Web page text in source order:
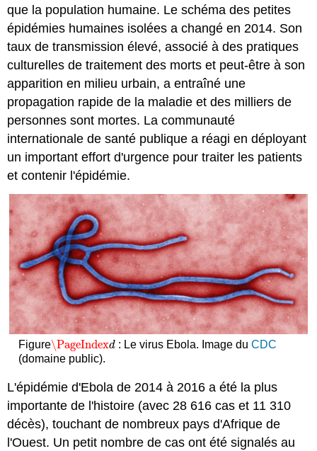
que la population humaine. Le schéma des petites
épidémies humaines isolées a changé en 2014. Son
taux de transmission élevé, associé à des pratiques
culturelles de traitement des morts et peut-être à son
apparition en milieu urbain, a entraîné une
propagation rapide de la maladie et des milliers de
personnes sont mortes. La communauté
internationale de santé publique a réagi en déployant
un important effort d'urgence pour traiter les patients
et contenir l'épidémie.
Figure\PageIndexd
\PageIndexd : Le virus Ebola. Image duCDC
(domaine public).
L'épidémie d'Ebola de 2014 à 2016 a été la plus
importante de l'histoire (avec 28 616 cas et 11 310
décès), touchant de nombreux pays d'Afrique de
l'Ouest. Un petit nombre de cas ont été signalés au